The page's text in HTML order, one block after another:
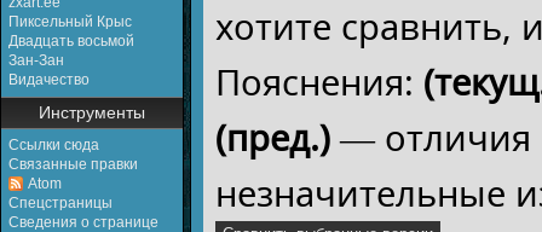
Пиксельный Крыс
Двадцать восьмой
Зан-Зан
Видачество
Инструменты
Ссылки сюда
Связанные правки
Atom
Спецстраницы
Сведения о странице
хотите
Пояснения:
(пред.)— отличия
незначительные